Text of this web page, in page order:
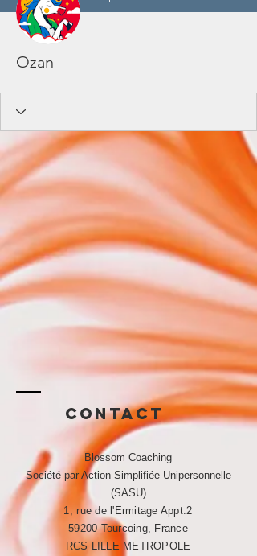
Ozan
Contact
Blossom Coaching
Société par Action Simplifiée Unipersonnelle
(SASU)
1, rue de l'Ermitage Appt.2
59200 Tourcoing, France
RCS LILLE METROPOLE​​